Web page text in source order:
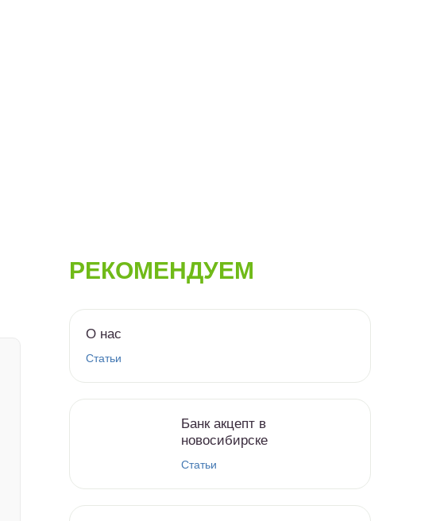
РЕКОМЕНДУЕМ
О нас
Статьи
Банк акцепт в
новосибирске
Статьи